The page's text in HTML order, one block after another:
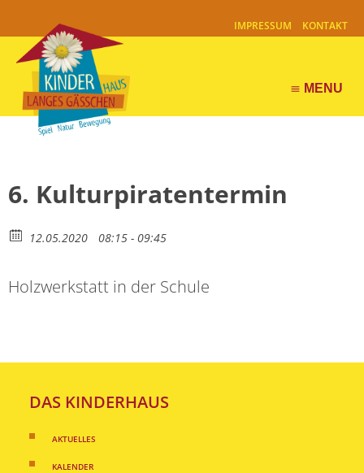
IMPRESSUM KONTAKT
menu MENU
6. Kulturpiratentermin
12.05.2020 08:15 - 09:45
Holzwerkstatt in der Schule
DAS KINDERHAUS
AKTUELLES
KALENDER